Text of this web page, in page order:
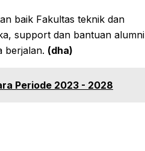
baik Fakultas teknik dan
support dan bantuan alumni
berjalan. (dha)
Periode 2023 - 2028